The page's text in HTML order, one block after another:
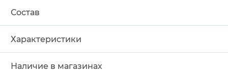
Состав
Характеристики
Наличие в магазинах